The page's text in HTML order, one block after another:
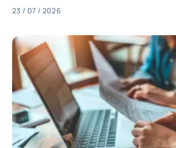
23 / 07 / 2026